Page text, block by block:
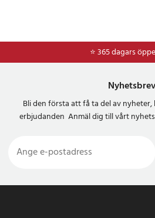
⭐ 365 dagars
⭐Frakt 49kr
Nyhetsbrev
Bli den första att få ta del av
erbjudanden Anmäl dig till vårt